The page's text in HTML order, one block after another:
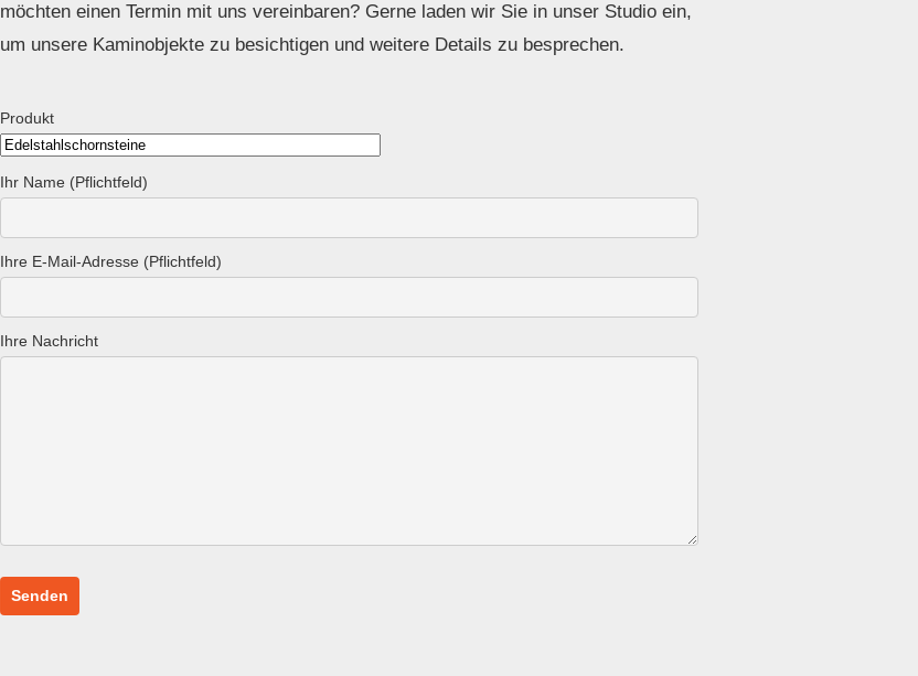
möchten einen Termin mit uns vereinbaren? Gerne laden wir Sie in unser Studio ein,
um unsere Kaminobjekte zu besichtigen und weitere Details zu besprechen.
Produkt
Ihr Name (Pflichtfeld)
Ihre E-Mail-Adresse (Pflichtfeld)
Ihre Nachricht